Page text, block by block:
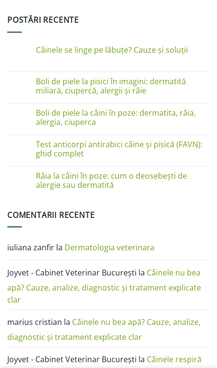
POSTĂRI RECENTE
Câinele se linge pe lăbuțe? Cauze și soluții
Câinele
se
linge
Cauze
și
soluții
Boli de piele la pisici în imagini: dermatită
miliară, ciupercă, alergii și râie
la
Boli
de
pisici
în
imagini:
ciupercă,
alergii
și
Boli de piele la câini în poze: dermatita, râia,
alergia, ciuperca
Boli
de
câini
în
poze:
ciuperca
Test anticorpi antirabici câine și pisică (FAVN):
ghid complet
la
Test
anticorpi
pisică
Râia la câini în poze: cum o deosebești de
alergie sau dermatită
Râia
cum
o
alergie
sau
COMENTARII RECENTE
iuliana zanfir la Dermatologia veterinara
Joyvet - Cabinet Veterinar București la Câinele nu bea
apă? Cauze, analize, diagnostic și tratament explicate
clar
marius cristian la Câinele nu bea apă? Cauze, analize,
diagnostic și tratament explicate clar
Joyvet - Cabinet Veterinar București la Câinele respiră